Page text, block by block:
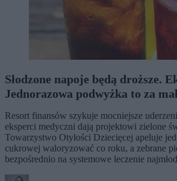
Słodzone napoje będą droższe.
Jednorazowa podwyżka to za
Resort finansów szykuje mocniejsze
eksperci medyczni dają projektowi zielone
Towarzystwo Otyłości Dziecięcej apeluje
cukrowej waloryzować co roku, a zebrane
bezpośrednio na systemowe leczenie